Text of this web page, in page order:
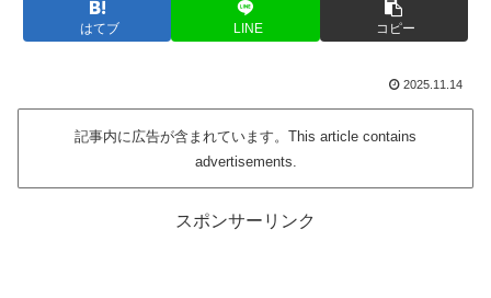
はてブ LINE コピー
2025.11.14
記事内に広告が含まれています。This article contains
advertisements.
スポンサーリンク